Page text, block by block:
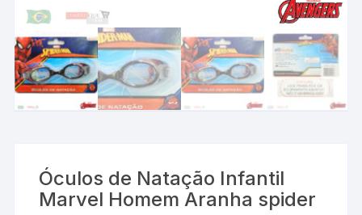
Óculos de Natação Infantil
Marvel Homem Aranha spider